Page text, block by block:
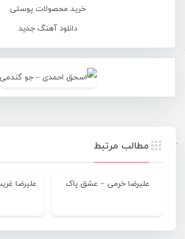
خرید محصولات پوستی
دانلود آهنگ جدید
مطالب مرتبط
علیرضا خرمی – عشق پاک علیرضا